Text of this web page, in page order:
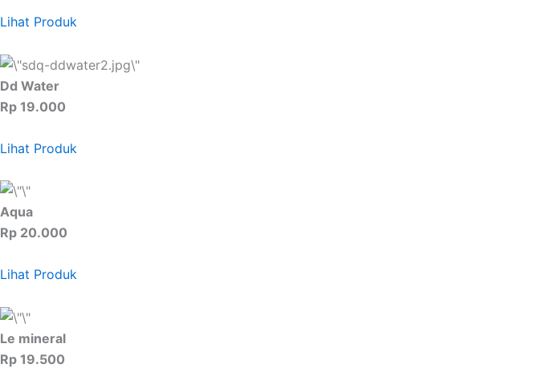
Lihat Produk
Dd Water
Rp 19.000
Lihat Produk
Aqua
Rp 20.000
Lihat Produk
Le mineral
Rp 19.500